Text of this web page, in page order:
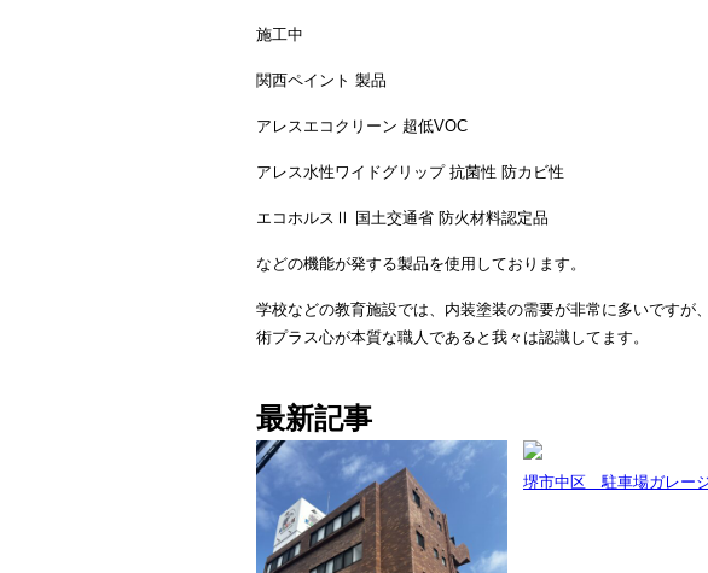
施工中
関西ペイント 製品
アレスエコクリーン 超低VOC
アレス水性ワイドグリップ 抗菌性 防カビ性
エコホルスⅡ 国土交通省 防火材料認定品
などの機能が発する製品を使用しております。
学校などの教育施設では、内装塗装の需要が非常に多いですが
術プラス心が本質な職人であると我々は認識してます。
最新記事
堺市中区 駐車場ガレー